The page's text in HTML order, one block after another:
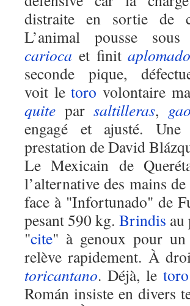
distraite en sortie de
L’animal pousse
carioca et finitaplomado
seconde pique,
voit letoro volontaire
quite parsaltilleras,
engagé et ajusté. Une
prestation de David
Le Mexicain de
l’alternative des mains
face à "Infortunado" de
pesant 590 kg. Brindis
"cite" à genoux pour un
relève rapidement. À
toricantano. Déjà, le toro
Román insiste en divers